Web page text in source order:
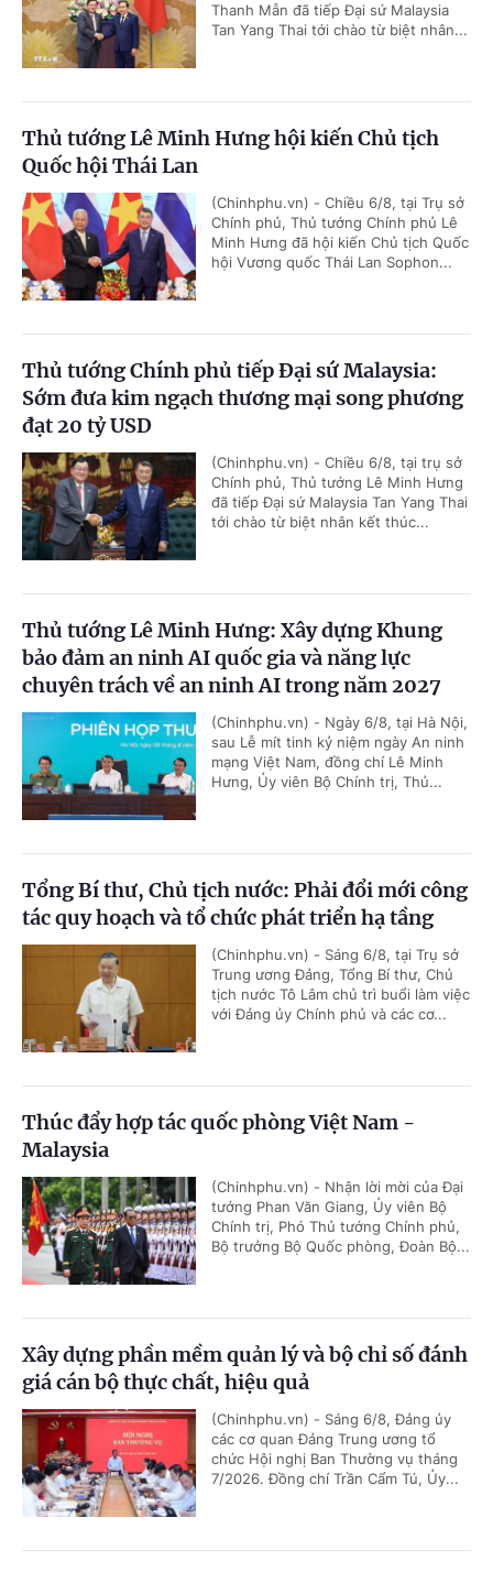
Thanh Mẫn đã tiếp Đại sứ Malaysia
Tan Yang Thai tới chào từ biệt nhân...
Thủ tướng Lê Minh Hưng hội kiến Chủ tịch
Quốc hội Thái Lan
(Chinhphu.vn) - Chiều 6/8, tại Trụ sở
Chính phủ, Thủ tướng Chính phủ Lê
Minh Hưng đã hội kiến Chủ tịch Quốc
hội Vương quốc Thái Lan Sophon...
Thủ tướng Chính phủ tiếp Đại sứ Malaysia:
Sớm đưa kim ngạch thương mại song phương
đạt 20 tỷ USD
(Chinhphu.vn) - Chiều 6/8, tại trụ sở
Chính phủ, Thủ tướng Lê Minh Hưng
đã tiếp Đại sứ Malaysia Tan Yang Thai
tới chào từ biệt nhân kết thúc...
Thủ tướng Lê Minh Hưng: Xây dựng Khung
bảo đảm an ninh AI quốc gia và năng lực
chuyên trách về an ninh AI trong năm 2027
(Chinhphu.vn) - Ngày 6/8, tại Hà Nội,
sau Lễ mít tinh kỷ niệm ngày An ninh
mạng Việt Nam, đồng chí Lê Minh
Hưng, Ủy viên Bộ Chính trị, Thủ...
Tổng Bí thư, Chủ tịch nước: Phải đổi mới công
tác quy hoạch và tổ chức phát triển hạ tầng
(Chinhphu.vn) - Sáng 6/8, tại Trụ sở
Trung ương Đảng, Tổng Bí thư, Chủ
tịch nước Tô Lâm chủ trì buổi làm việc
với Đảng ủy Chính phủ và các cơ...
Thúc đẩy hợp tác quốc phòng Việt Nam -
Malaysia
(Chinhphu.vn) - Nhận lời mời của Đại
tướng Phan Văn Giang, Ủy viên Bộ
Chính trị, Phó Thủ tướng Chính phủ,
Bộ trưởng Bộ Quốc phòng, Đoàn Bộ...
Xây dựng phần mềm quản lý và bộ chỉ số đánh
giá cán bộ thực chất, hiệu quả
(Chinhphu.vn) - Sáng 6/8, Đảng ủy
các cơ quan Đảng Trung ương tổ
chức Hội nghị Ban Thường vụ tháng
7/2026. Đồng chí Trần Cẩm Tú, Ủy...